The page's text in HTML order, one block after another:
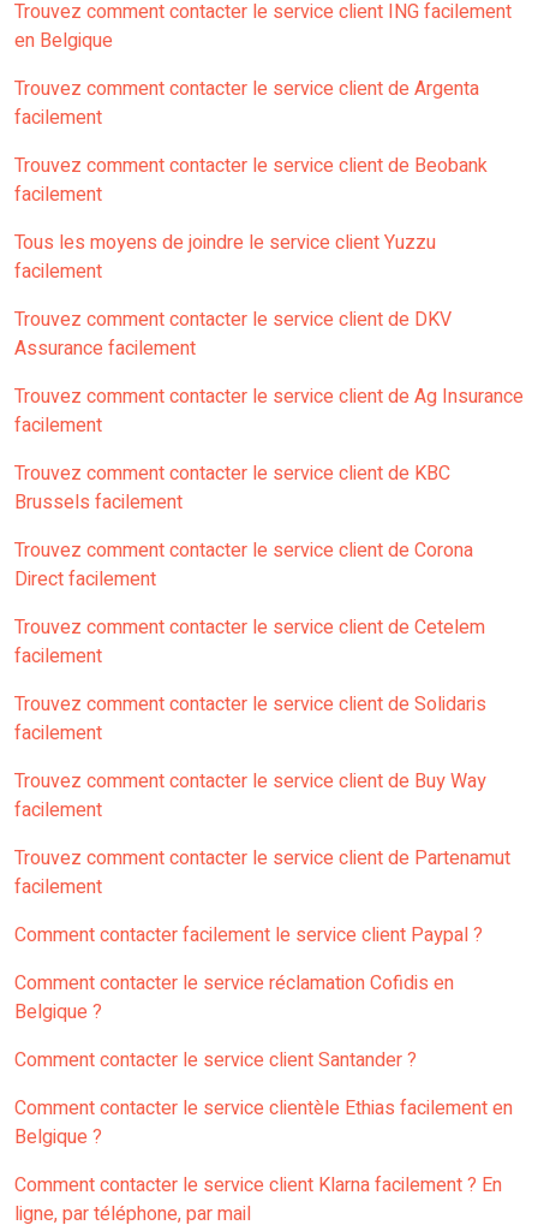
Trouvez comment contacter le service client ING facilement
en Belgique
Trouvez comment contacter le service client de Argenta
facilement
Trouvez comment contacter le service client de Beobank
facilement
Tous les moyens de joindre le service client Yuzzu
facilement
Trouvez comment contacter le service client de DKV
Assurance facilement
Trouvez comment contacter le service client de Ag Insurance
facilement
Trouvez comment contacter le service client de KBC
Brussels facilement
Trouvez comment contacter le service client de Corona
Direct facilement
Trouvez comment contacter le service client de Cetelem
facilement
Trouvez comment contacter le service client de Solidaris
facilement
Trouvez comment contacter le service client de Buy Way
facilement
Trouvez comment contacter le service client de Partenamut
facilement
Comment contacter facilement le service client Paypal ?
Comment contacter le service réclamation Cofidis en
Belgique ?
Comment contacter le service client Santander ?
Comment contacter le service clientèle Ethias facilement en
Belgique ?
Comment contacter le service client Klarna facilement ? En
ligne, par téléphone, par mail